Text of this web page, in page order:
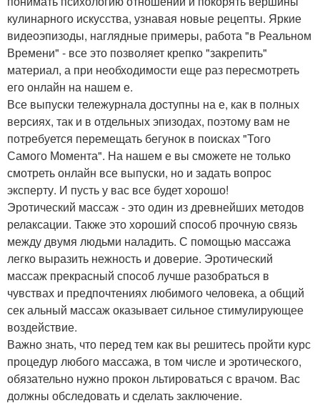
кулинарного искусства, узнавая новые рецепты. Яркие
видеоэпизоды, наглядные примеры, работа "в Реальном
Времени" - все это позволяет крепко "закрепить"
материал, а при необходимости еще раз пересмотреть
его онлайн на нашем е.
Все выпуски тележурнала доступны на е, как в полных
версиях, так и в отдельных эпизодах, поэтому вам не
потребуется перемещать бегунок в поисках "Того
Самого Момента". На нашем е вы сможете не только
смотреть онлайн все выпуски, но и задать вопрос
эксперту. И пусть у вас все будет хорошо!
Эротический массаж - это один из древнейших методов
релаксации. Также это хороший способ прочную связь
между двумя людьми наладить. С помощью массажа
легко выразить нежность и доверие. Эротический
массаж прекрасный способ лучше разобраться в
чувствах и предпочтениях любимого человека, а общий
сек альный массаж оказывает сильное стимулирующее
воздействие.
Важно знать, что перед тем как вы решитесь пройти курс
процедур любого массажа, в том числе и эротического,
обязательно нужно прокон льтироваться с врачом. Вас
должны обследовать и сделать заключение.